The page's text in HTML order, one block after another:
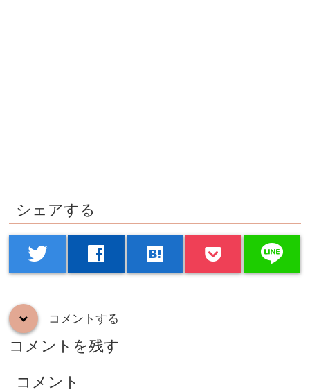
シェアする
twitter facebook hatenabookmark line
down コメントする
コメントを残す
コメント